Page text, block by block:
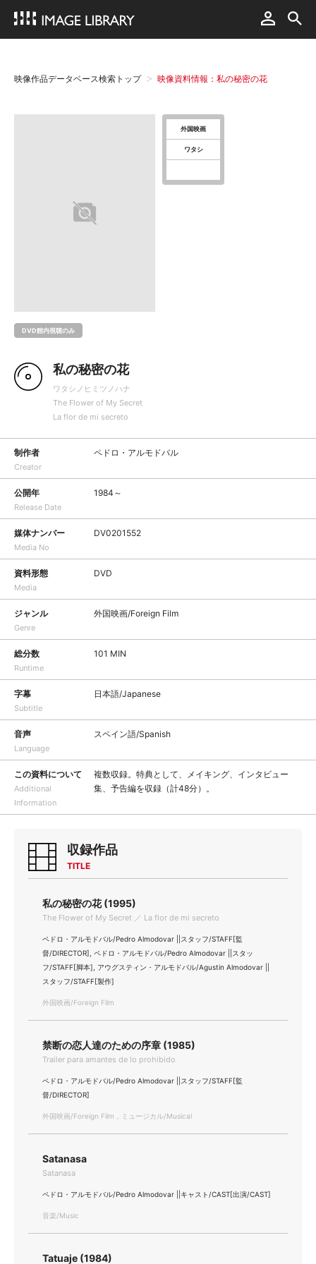
映像作品データベース検索トップ 映像資料情報：私の秘密の花
DVD館内視聴のみ
外国映画
ワタシ
私の秘密の花
ワタシノヒミツノハナ
The Flower of My Secret
La flor de mi secreto
制作者
Creator
ペドロ・アルモドバル
公開年
Release Date
1984～
媒体ナンバー
Media No
DV0201552
資料形態
Media
DVD
ジャンル
Genre
外国映画/Foreign Film
総分数
Runtime
101 MIN
字幕
Subtitle
日本語/Japanese
音声
Language
スペイン語/Spanish
この資料について
Additional
Information
複数収録。特典として、メイキング、インタビュー
集、予告編を収録（計48分）。
収録作品
TITLE
私の秘密の花 (1995)
The Flower of My Secret ／ La flor de mi secreto
ペドロ・アルモドバル/Pedro Almodovar ||スタッフ/STAFF[監
督/DIRECTOR], ペドロ・アルモドバル/Pedro Almodovar ||スタッ
フ/STAFF[脚本], アウグスティン・アルモドバル/Agustin Almodovar ||
スタッフ/STAFF[製作]
外国映画/Foreign Film
禁断の恋人達のための序章 (1985)
Trailer para amantes de lo prohibido
ペドロ・アルモドバル/Pedro Almodovar ||スタッフ/STAFF[監
督/DIRECTOR]
外国映画/Foreign Film，ミュージカル/Musical
Satanasa
Satanasa
ペドロ・アルモドバル/Pedro Almodovar ||キャスト/CAST[出演/CAST]
音楽/Music
Tatuaje (1984)